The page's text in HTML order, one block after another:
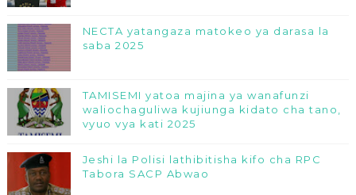
NECTA yatangaza matokeo ya darasa la
saba 2025
TAMISEMI yatoa majina ya wanafunzi
waliochaguliwa kujiunga kidato cha tano,
vyuo vya kati 2025
Jeshi la Polisi lathibitisha kifo cha RPC
Tabora SACP Abwao